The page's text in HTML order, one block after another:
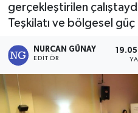
gerçekleştirilen
Teşkilatı ve bölgesel güç
NURCAN GÜNAY
EDITÖR
Dumlupınar
Dünya
Eğitim
Ekonomi